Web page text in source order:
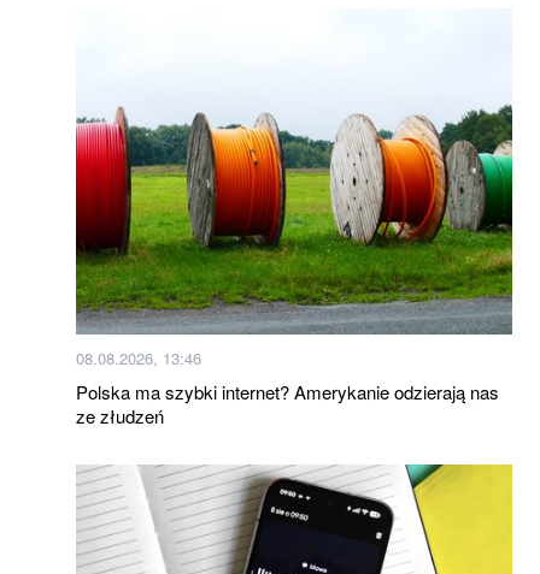
08.08.2026, 13:46
Polska ma szybki internet? Amerykanie odzierają nas
ze złudzeń